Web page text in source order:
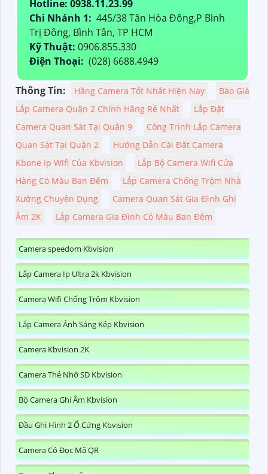
Hotline: 0938.11.23.99
Chi Nhánh 1: 445/38 Tân Hòa Đông,P Bình
Trị Đông, Bình Tân, TP HCM
Kỹ Thuật: 0906.855.330
Điện Thoại: (028) 6688.4949
Thông Tin: Hãng Camera Tốt Nhất Hiện Nay
Báo Giá
Lắp Camera Quận 2 Chính Hãng Rẻ Nhất
Lắp Đặt
Camera Quan Sát Tại Quận 9
Công Trình Lắp Camera
Quan Sát Tại Quận 2
Hướng Dẫn Cài Đặt Camera
Kbone Ip Wifi Của Kbvision
Lắp Bộ Camera Wifi Cửa
Hàng Có Màu Ban Đêm
Lắp Camera Chống Trộm Nhà
Xưởng Chuyên Dụng
Camera Quan Sát Gia Đình Ghi
Âm 2K
Lắp Camera Gia Đình Có Màu Ban Đêm
Camera speedom Kbvision
Lắp Camera Ip Ultra 2k Kbvision
Camera Wifi Chống Trộm Kbvision
Lắp Camera Ánh Sáng Kép Kbvision
Camera Kbvision 2K
Camera Thẻ Nhớ SD Kbvision
Bộ Camera Ghi Âm Kbvision
Đầu Ghi Hình 2 Ổ Cứng Kbvision
Camera Có Đọc Mã QR